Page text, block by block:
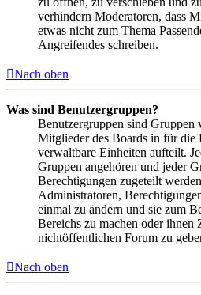
verhindern Moderatoren, dass
etwas nicht zum Thema
Angreifendes schreiben.
Nach oben
Was sind Benutzergruppen?
Benutzergruppen sind
Mitglieder des Boards in für die
verwaltbare Einheiten aufteilt.
Gruppen angehören und jeder
Berechtigungen zugeteilt
Administratoren,
einmal zu ändern und sie zum
Bereichs zu machen oder ihnen
nichtöffentlichen Forum zu
Nach oben